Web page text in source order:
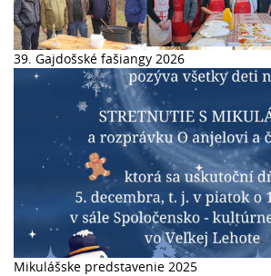
39. Gajdošské fašiangy 2026
Mikulášske predstavenie 2025